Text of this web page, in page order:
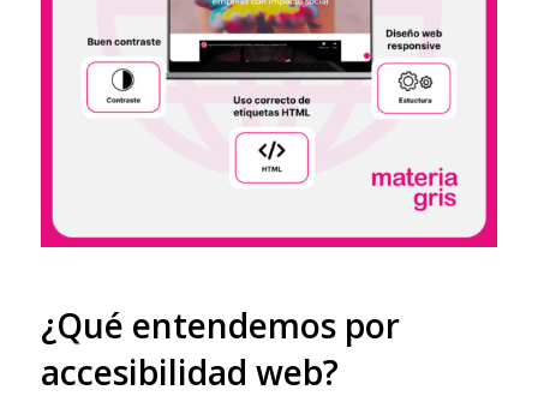
¿Qué entendemos por
accesibilidad web?